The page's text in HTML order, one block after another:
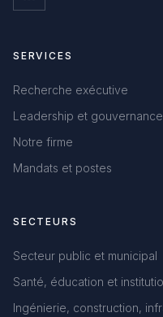
SERVICES
Recherche exécutive
Leadership et gouvernance
Notre firme
Mandats et postes
SECTEURS
Secteur public et municipal
Santé, éducation et
Ingénierie, construction,